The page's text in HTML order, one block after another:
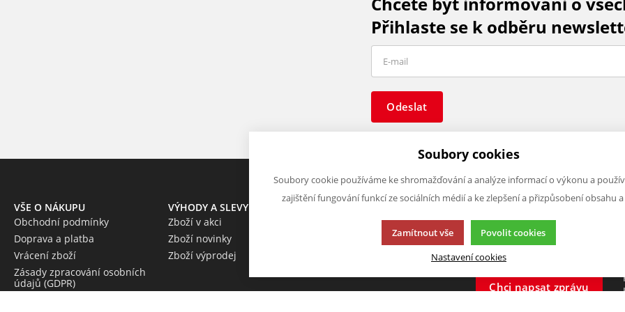
Přihlaste se k odběru
Odeslat
VŠE O NÁKUPU
Obchodní podmínky
Doprava a platba
Vrácení zboží
Zásady zpracování osobních
údajů (GDPR)
VÝHODY A SLEVY
Zboží v akci
Zboží novinky
Zboží výprodej
O FIRMĚ
Chcete nám něco sdělit o našich
produktech nebo e-shopu?
Neváhejte napsat.
Chci napsat zprávu
Soubory cookies
Soubory cookie používáme ke shromažďování a analýze informací o výkonu a
zajištění fungování funkcí ze sociálních médií a ke zlepšení a přizpůsobení obsahu
Zamítnout vše Povolit cookies
Nastavení cookies